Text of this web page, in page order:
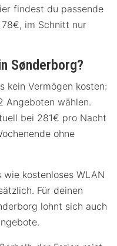
findest du passende
im Schnitt nur
Sønderborg?
kein Vermögen kosten:
Angeboten wählen.
bei 281€ pro Nacht
ohne
kostenloses WLAN
Für deinen
lohnt sich auch